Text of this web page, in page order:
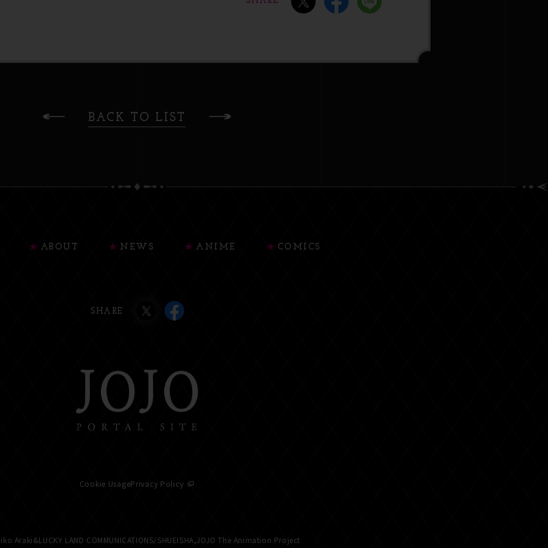
BACK TO LIST
ABOUT NEWS ANIME COMICS
SHARE
Cookie UsagePrivacy Policy
Araki&LUCKY LAND COMMUNICATIONS/SHUEISHA,JOJO The Animation Project